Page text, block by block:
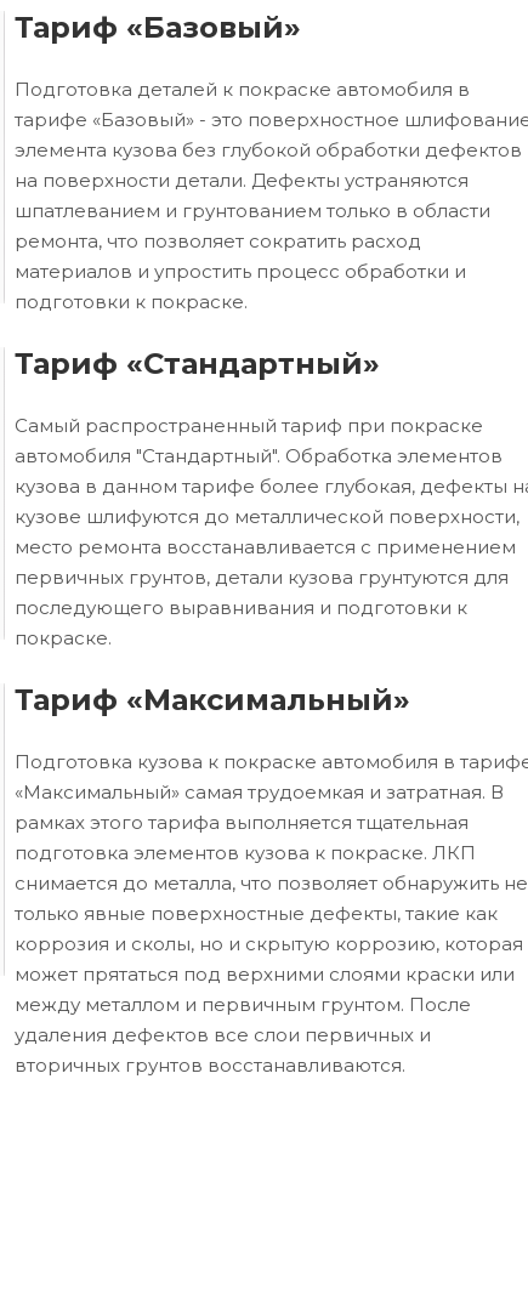
Тариф «Базовый»
Подготовка деталей к покраске автомобиля в
тарифе «Базовый» - это поверхностное
элемента кузова без глубокой обработки дефектов
на поверхности детали. Дефекты устраняются
шпатлеванием и грунтованием только в области
ремонта, что позволяет сократить расход
материалов и упростить процесс обработки и
подготовки к покраске.
Тариф «Стандартный»
Самый распространенный тариф при покраске
автомобиля "Стандартный". Обработка элементов
кузова в данном тарифе более глубокая, дефекты
кузове шлифуются до металлической поверхности,
место ремонта восстанавливается с применением
первичных грунтов, детали кузова грунтуются для
последующего выравнивания и подготовки к
покраске.
Тариф «Максимальный»
Подготовка кузова к покраске автомобиля в
«Максимальный» самая трудоемкая и затратная. В
рамках этого тарифа выполняется тщательная
подготовка элементов кузова к покраске. ЛКП
снимается до металла, что позволяет обнаружить не
только явные поверхностные дефекты, такие как
коррозия и сколы, но и скрытую коррозию, которая
может прятаться под верхними слоями краски или
между металлом и первичным грунтом. После
удаления дефектов все слои первичных и
вторичных грунтов восстанавливаются.